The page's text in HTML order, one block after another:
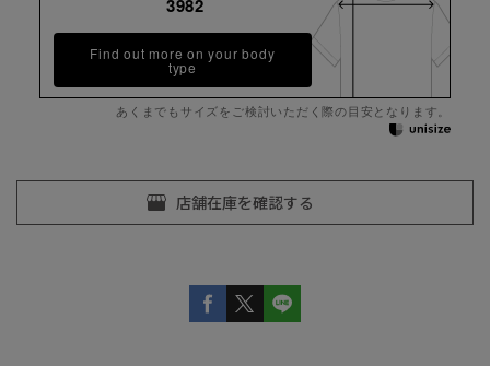
3982
Find out more on your body
type
あくまでもサイズをご検討いただく際の目安となります。